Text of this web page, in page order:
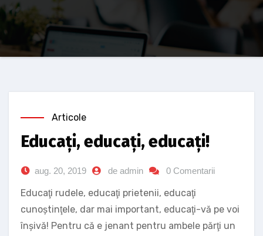
Articole
Educaţi, educaţi, educaţi!
aug. 20, 2019 de admin 0 Comentarii
Educaţi rudele, educaţi prietenii, educaţi
cunoştinţele, dar mai important, educaţi-vă pe voi
înşivă! Pentru că e jenant pentru ambele părţi un